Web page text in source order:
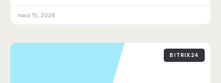
maio 15, 2026
BITRIX24